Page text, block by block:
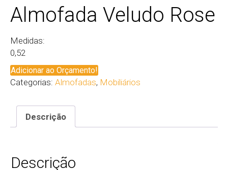
Almofada Veludo Rose
Medidas:
0,52
Adicionar ao Orçamento!
Categorias: Almofadas, Mobiliários
Descrição
Descrição